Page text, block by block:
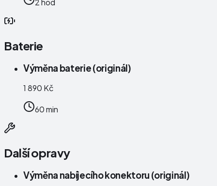
2 hod
Baterie
Výměna baterie (originál)
1 890 Kč
60 min
Další opravy
Výměna nabíjecího konektoru (originál)